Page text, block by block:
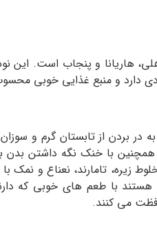
هاریانا و پنجاب است. این
دارد و منبع غذایی خوبی
در بردن از تابستان گرم و
با خنک نگه داشتن بدن
زیره، تامارند، نعناع و نمک
با طعم های خوبی که
می کنند.